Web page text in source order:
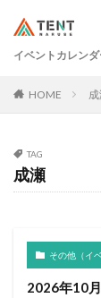
イベントカレン
HOME
TAG
成瀬
その他（イ
2026年10